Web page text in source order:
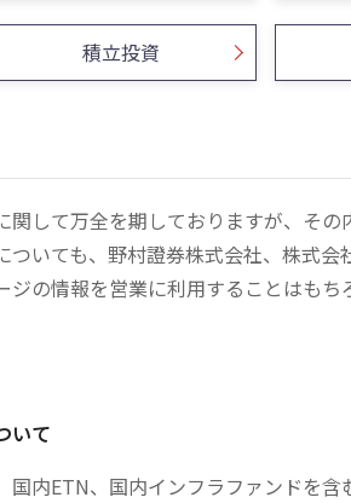
積立投資
して万全を期しておりますが、そ
ついても、野村證券株式会社、株式
ジの情報を営業に利用することはも
いて
国内ETN、国内インフラファンドを